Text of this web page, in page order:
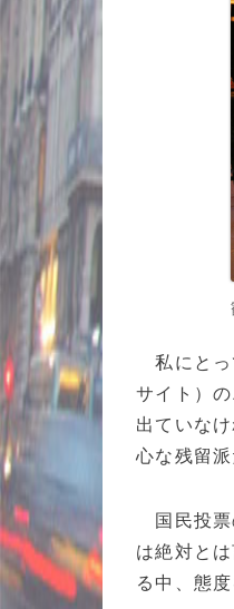
私にとっ
サイト）
出ていな
心な残留派
国民投票
は絶対と
る中、態